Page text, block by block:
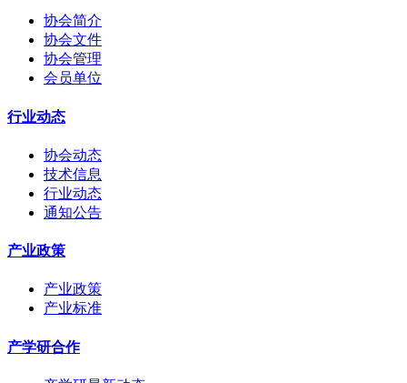
协会简介
协会文件
协会管理
会员单位
行业动态
协会动态
技术信息
行业动态
通知公告
产业政策
产业政策
产业标准
产学研合作